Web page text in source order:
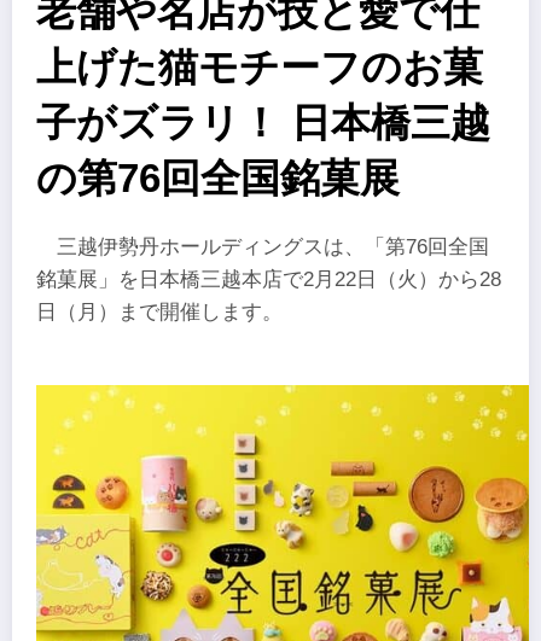
老舗や名店が技と愛で仕
上げた猫モチーフのお菓
子がズラリ！ 日本橋三越
の第76回全国銘菓展
三越伊勢丹ホールディングスは、「第76回全国
銘菓展」を日本橋三越本店で2月22日（火）から28
日（月）まで開催します。